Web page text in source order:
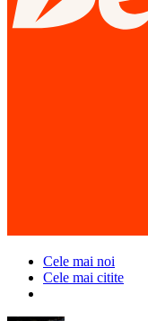
Cele mai noi
Cele mai citite